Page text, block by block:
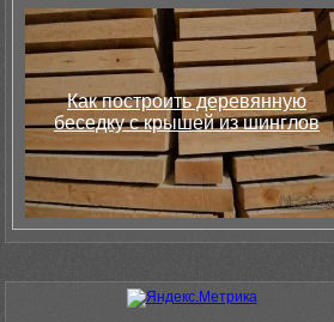
Как построить деревянную
беседку с крышей из шинглов